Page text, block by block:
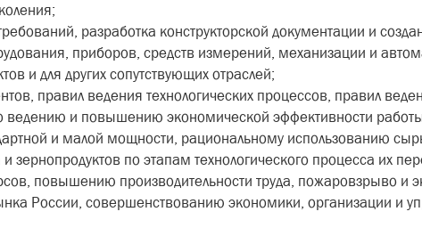
разработка конструкторской документации и
приборов, средств измерений, механизации и
и для других сопутствующих отраслей;
правил ведения технологических процессов, правил
ведению и повышению экономической эффективности
и малой мощности, рациональному использованию
и зернопродуктов по этапам технологического процесса их
повышению производительности труда, пожаровзрыво и
России, совершенствованию экономики, организации и